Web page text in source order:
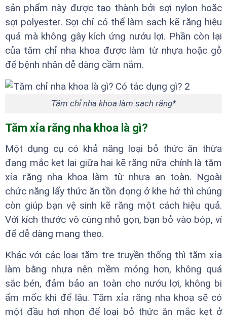
sản phẩm này được tạo thành bởi sợi nylon hoặc
sợi polyester. Sợi chỉ có thể làm sạch kẽ răng hiệu
quả mà không gây kích ứng nướu lợi. Phần còn lại
của tăm chỉ nha khoa được làm từ nhựa hoặc gỗ
để bệnh nhân dễ dàng cầm nắm.
Tăm chỉ nha khoa làm sạch răng*
Tăm xỉa răng nha khoa là gì?
Một dụng cụ có khả năng loại bỏ thức ăn thừa
đang mắc kẹt lại giữa hai kẽ răng nữa chính là tăm
xỉa răng nha khoa làm từ nhựa an toàn. Ngoài
chức năng lấy thức ăn tồn đọng ở khe hở thì chúng
còn giúp bạn vệ sinh kẽ răng một cách hiệu quả.
Với kích thước vô cùng nhỏ gọn, bạn bỏ vào bóp, ví
để dễ dàng mang theo.
Khác với các loại tăm tre truyền thống thì tăm xỉa
làm bằng nhựa nên mềm mỏng hơn, không quá
sắc bén, đảm bảo an toàn cho nướu lợi, không bị
ẩm mốc khi để lâu. Tăm xỉa răng nha khoa sẽ có
một đầu hơi nhọn để loại bỏ thức ăn mắc kẹt ở